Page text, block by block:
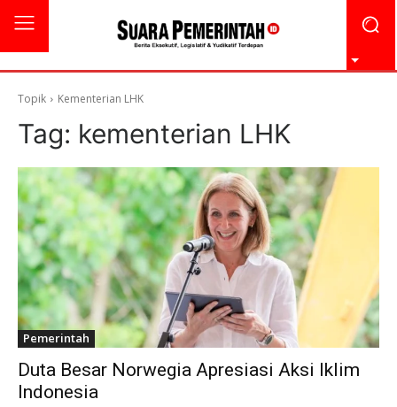
Topik Kementerian LHK
Tag: kementerian LHK
Pemerintah
Duta Besar Norwegia Apresiasi Aksi Iklim
Indonesia